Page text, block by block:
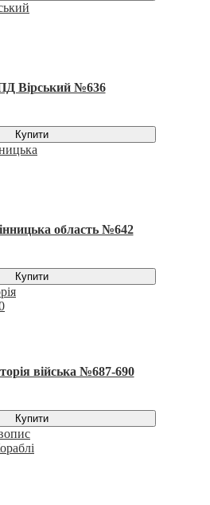
Вірський №636
Купити
область №642
Купити
війська №687-690
Купити